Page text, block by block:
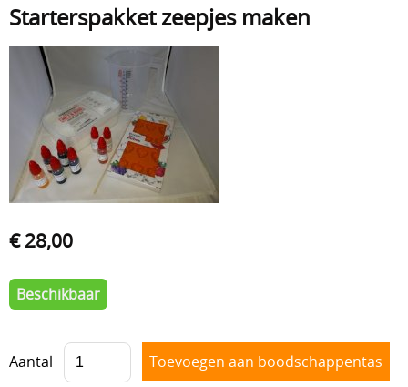
Afgewerkte juwelen
Kerstartikelen
Juwelenonderdelen
Powertex (textielverharder)
Styropor
Schildersbenodigdheden
Lijmen
Contact
Mijn account
Workshops
Blog
Starterspakket zeepjes maken
€ 28,00
Beschikbaar
Aantal